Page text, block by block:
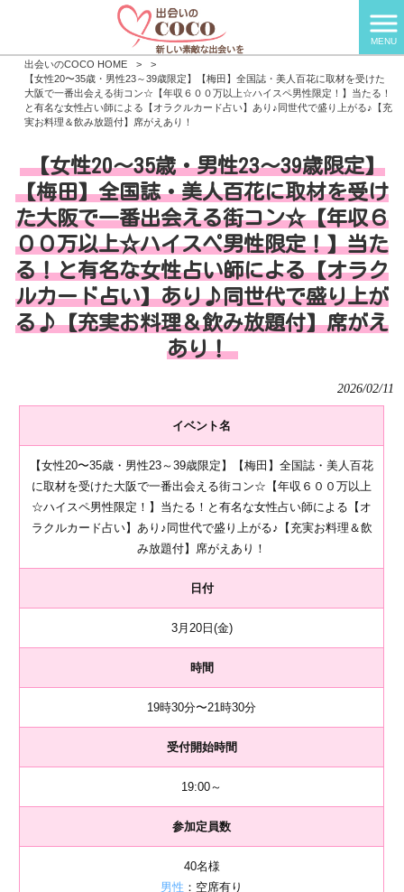
MENU
出会いのCOCO HOME >
>
【女性20〜35歳・男性23～39歳限定】【梅田】全国誌・美人百花に取材を受けた
大阪で一番出会える街コン☆【年収６００万以上☆ハイスペ男性限定！】当たる！
と有名な女性占い師による【オラクルカード占い】あり♪同世代で盛り上がる♪【充
実お料理＆飲み放題付】席がえあり！
【女性20〜35歳・男性23～39歳限定】
【梅田】全国誌・美人百花に取材を受け
た大阪で一番出会える街コン☆【年収６
００万以上☆ハイスペ男性限定！】当た
る！と有名な女性占い師による【オラク
ルカード占い】あり♪同世代で盛り上が
る♪【充実お料理＆飲み放題付】席がえ
あり！
2026/02/11
イベント名
【女性20〜35歳・男性23～39歳限定】【梅田】全国誌・美人百花
に取材を受けた大阪で一番出会える街コン☆【年収６００万以上
☆ハイスペ男性限定！】当たる！と有名な女性占い師による【オ
ラクルカード占い】あり♪同世代で盛り上がる♪【充実お料理＆飲
み放題付】席がえあり！
日付
3月20日(金)
時間
19時30分〜21時30分
受付開始時間
19:00～
参加定員数
40名様
男性 ：空席有り